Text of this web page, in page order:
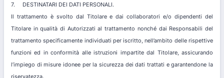
7. DESTINATARI DEI DATI PERSONALI.
Il trattamento è svolto dal Titolare e dai collaboratori e/o dipendenti del
Titolare in qualità di Autorizzati al trattamento nonché dai Responsabili del
trattamento specificamente individuati per iscritto, nell’ambito delle rispettive
funzioni ed in conformità alle istruzioni impartite dal Titolare, assicurando
l’impiego di misure idonee per la sicurezza dei dati trattati e garantendone la